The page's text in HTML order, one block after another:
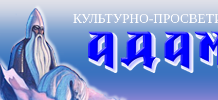
КУЛЬТУРНО-